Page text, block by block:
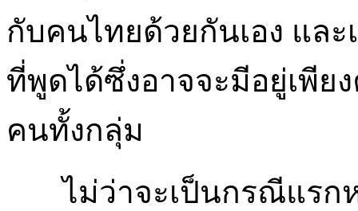
กับคนไทยด้วยกันเอง แล
ที่พูดได้ซึ่งอาจจะมีอยู่เพี
คนทั้งกลุ่ม
ไม่ว่าจะเป็นกรณีแรก